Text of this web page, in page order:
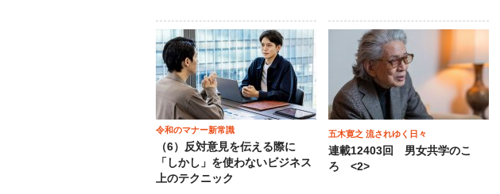
令和のマナー新常識
（6）反対意見を伝える際に
「しかし」を使わないビジネス
上のテクニック
五木寛之 流されゆく日々
連載12403回 男女共学のこ
ろ <2>